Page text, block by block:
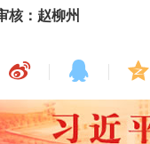
核：赵柳州